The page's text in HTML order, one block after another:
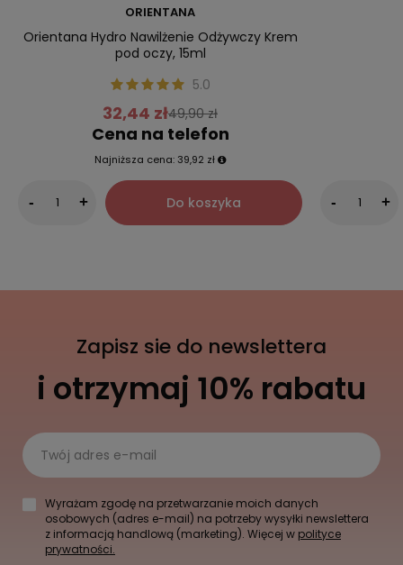
ORIENTANA
Orientana Hydro Nawilżenie Odżywczy Krem
pod oczy, 15ml
5.0
32,44 zł49,90 zł
Cena na telefon
Najniższa cena: 39,92 zł
- + Do koszyka - +
Zapisz sie do newslettera
i otrzymaj 10% rabatu
Twój adres e-mail
Wyrażam zgodę na przetwarzanie moich danych
osobowych (adres e-mail) na potrzeby wysyłki newslettera
z informacją handlową (marketing). Więcej w polityce
prywatności.